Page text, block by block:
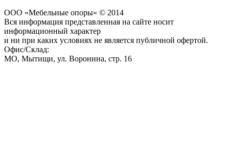
ООО «Мебельные опоры» © 2014
Вся информация представленная на сайте носит
информационный характер
и ни при каких условиях не является публичной офертой.
Офис/Склад:
МО, Мытищи, ул. Воронина, стр. 16